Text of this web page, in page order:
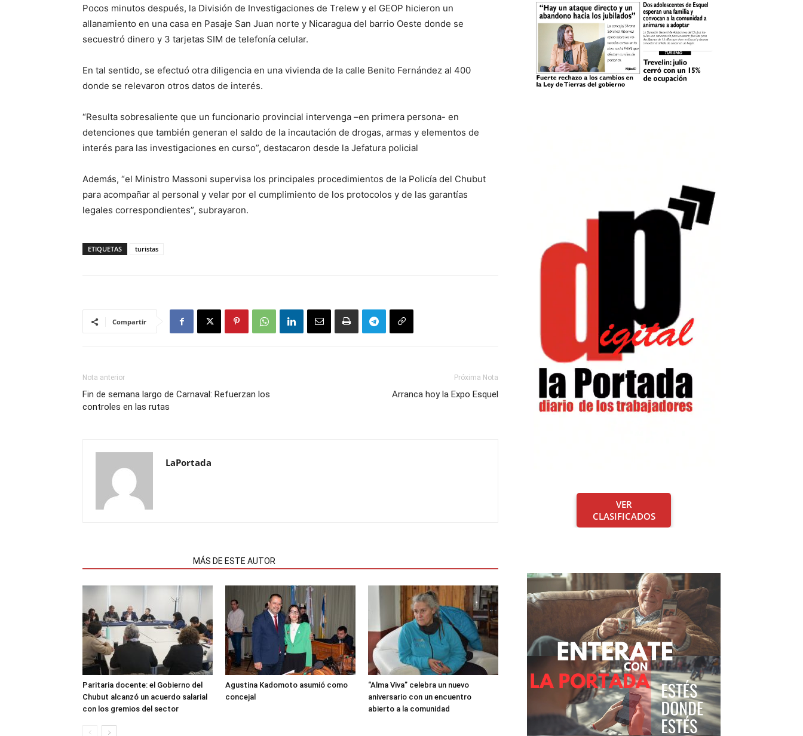
Pocos minutos después, la División de Investigaciones de Trelew y el GEOP hicieron un
allanamiento en una casa en Pasaje San Juan norte y Nicaragua del barrio Oeste donde se
secuestró dinero y 3 tarjetas SIM de telefonía celular.
En tal sentido, se efectuó otra diligencia en una vivienda de la calle Benito Fernández al 400
donde se relevaron otros datos de interés.
“Resulta sobresaliente que un funcionario provincial intervenga –en primera persona- en
detenciones que también generan el saldo de la incautación de drogas, armas y elementos de
interés para las investigaciones en curso”, destacaron desde la Jefatura policial
Además, “el Ministro Massoni supervisa los principales procedimientos de la Policía del Chubut
para acompañar al personal y velar por el cumplimiento de los protocolos y de las garantías
legales correspondientes”, subrayaron.
ETIQUETAS turistas
Compartir
Nota anterior
Fin de semana largo de Carnaval: Refuerzan los
controles en las rutas
Próxima Nota
Arranca hoy la Expo Esquel
LaPortada
MÁS DE ESTE AUTOR
Paritaria docente: el Gobierno del
Chubut alcanzó un acuerdo salarial
con los gremios del sector
Agustina Kadomoto asumió como
concejal
“Alma Viva” celebra un nuevo
aniversario con un encuentro
abierto a la comunidad
VER
CLASIFICADOS